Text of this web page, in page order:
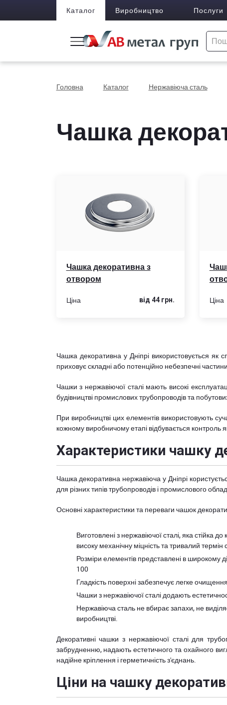
Каталог Виробництво Послуги
Головна Каталог Нержавіюча сталь
Чашка
Чашка декоративна з
отвором
Ціна від 44 грн. Ціна
Чашка декоративна у Дніпрі використовується як
приховує складні або потенційно небезпечні
Чашки з нержавіючої сталі мають високі
будівництві промислових трубопроводів та
При виробництві цих елементів використовують
кожному виробничому етапі відбувається контроль
Характеристики чашку
Чашка декоративна нержавіюча у Дніпрі
для різних типів трубопроводів і промислового
Основні характеристики та переваги чашок
Виготовлені з нержавіючої сталі, яка стійка
високу механічну міцність та тривалий термін
Розміри елементів представлені в широкому
100
Гладкість поверхні забезпечує легке
Чашки з нержавіючої сталі додають
Нержавіюча сталь не вбирає запахи, не
виробництві.
Декоративні чашки з нержавіючої сталі для
забрудненню, надають естетичного та охайного
надійне кріплення і герметичність з'єднань.
Ціни на чашку